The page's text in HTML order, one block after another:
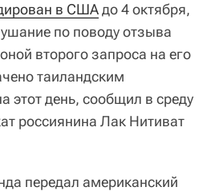
в СШАдо 4 октября,
по поводу отзыва
второго запроса на его
таиландским
этот день, сообщил в среду
россиянина Лак Нитиват
передал американский